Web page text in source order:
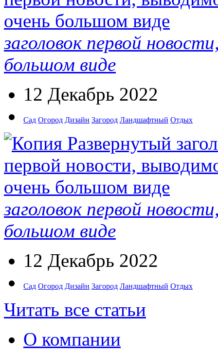
заголовок первой
большом виде
12 Декабрь 2022
Сад Огород Дизайн Загород Ландшафтный Отдых
заголовок первой
большом виде
12 Декабрь 2022
Сад Огород Дизайн Загород Ландшафтный Отдых
Читать все статьи
О компании